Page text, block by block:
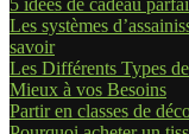
5 idées de cadeau
Les systèmes
savoir
Les Différents Types
Mieux à vos Besoins
Partir en classes de